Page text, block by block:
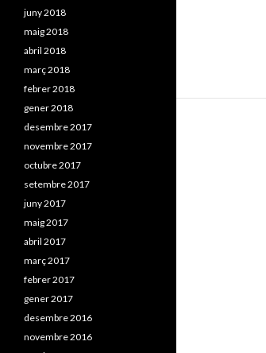
juny 2018
maig 2018
abril 2018
març 2018
febrer 2018
gener 2018
desembre 2017
novembre 2017
octubre 2017
setembre 2017
juny 2017
maig 2017
abril 2017
març 2017
febrer 2017
gener 2017
desembre 2016
novembre 2016